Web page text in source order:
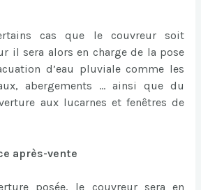
cas que le couvreur soit
il sera alors en charge de la pose
d’eau pluviale comme les
abergements … ainsi que du
aux lucarnes et fenêtres de
après-vente
posée, le couvreur sera en